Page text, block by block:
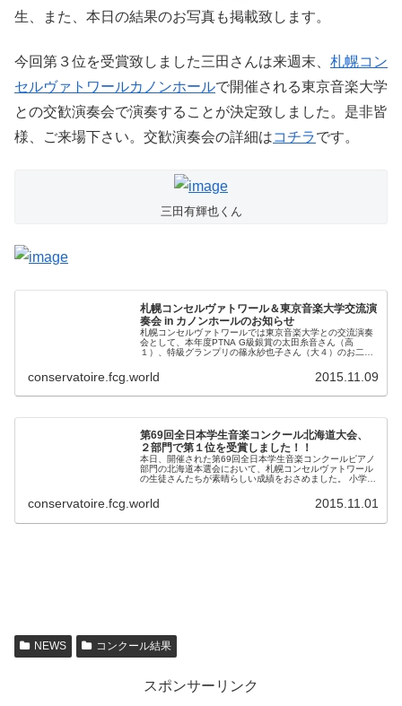
生、また、本日の結果のお写真も掲載致します。
今回第３位を受賞致しました三田さんは来週末、 札幌コン
セルヴァトワールカノンホールで開催される東京音楽大学
との交歓演奏会で演奏することが決定致しました。是非皆
様、ご来場下さい。交歓演奏会の詳細はコチラです。
三田有輝也くん
札幌コンセルヴァトワール＆東京音楽大学交流演
奏会 in カノンホールのお知らせ
札幌コンセルヴァトワールでは東京音楽大学との交流演奏
会として、本年度PTNA G級銀賞の太田糸音さん（高
１）、特級グランプリの篠永紗也子さん（大４）のお二人
来有望な若きピアニスト達の素晴ら...
conservatoire.fcg.world 2015.11.09
第69回全日本学生音楽コンクール北海道大会、
２部門で第１位を受賞しました！！
本日、開催された第69回全日本学生音楽コンクールピアノ
部門の北海道本選会において、札幌コンセルヴァトワール
の生徒さんたちが素晴らしい成績をおさめました。 小学校
三田有輝也さん（中１）が第１...
conservatoire.fcg.world 2015.11.01
NEWS コンクール結果
スポンサーリンク